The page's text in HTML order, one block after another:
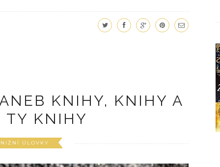
KNIHY, KNIHY A
TY KNIHY
ÚLOVKY